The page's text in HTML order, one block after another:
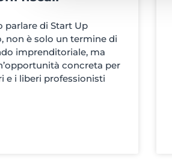
parlare di Start Up
non è solo un termine di
imprenditoriale, ma
concreta per
e i liberi professionisti